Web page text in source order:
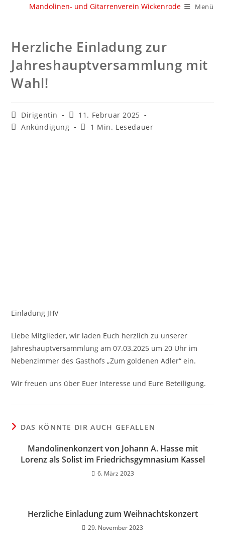
Mandolinen- und Gitarrenverein Wickenrode Menü
Herzliche Einladung zur
Jahreshauptversammlung mit
Wahl!
Beitrags-
Autor:
Dirigentin
Beitrag
veröffentlicht:
11. Februar 2025
Beitrags-
Ankündigung Lesedauer:
1 Min. Lesedauer
Einladung JHV
Liebe Mitglieder, wir laden Euch herzlich zu unserer
Jahreshauptversammlung am 07.03.2025 um 20 Uhr im
Nebenzimmer des Gasthofs „Zum goldenen Adler“ ein.
Wir freuen uns über Euer Interesse und Eure Beteiligung.
DAS KÖNNTE DIR AUCH GEFALLEN
Mandolinenkonzert von Johann A. Hasse mit
Lorenz als Solist im Friedrichsgymnasium Kassel
6. März 2023
Herzliche Einladung zum Weihnachtskonzert
29. November 2023